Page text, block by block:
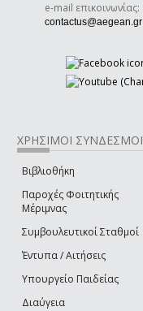
e-mail επικοινωνίας:
contactus@aegean.gr
ΧΡΗΣΙΜΟΙ ΣΥΝΔΕΣΜΟΙ
Βιβλιοθήκη
Παροχές Φοιτητικής
Μέριμνας
Συμβουλευτικοί Σταθμοί
Έντυπα / Αιτήσεις
Υπουργείο Παιδείας
Διαύγεια